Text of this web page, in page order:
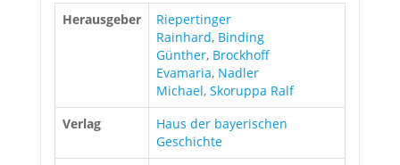
Herausgeber
Riepertinger
Rainhard, Binding
Günther, Brockhoff
Evamaria, Nadler
Michael, Skoruppa Ralf
Verlag
Haus der bayerischen
Geschichte